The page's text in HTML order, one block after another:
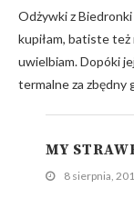
Odżywki z
kupiłam, batiste też
uwielbiam. Dopóki
termalne za zbędny
MY
8 sierpnia,